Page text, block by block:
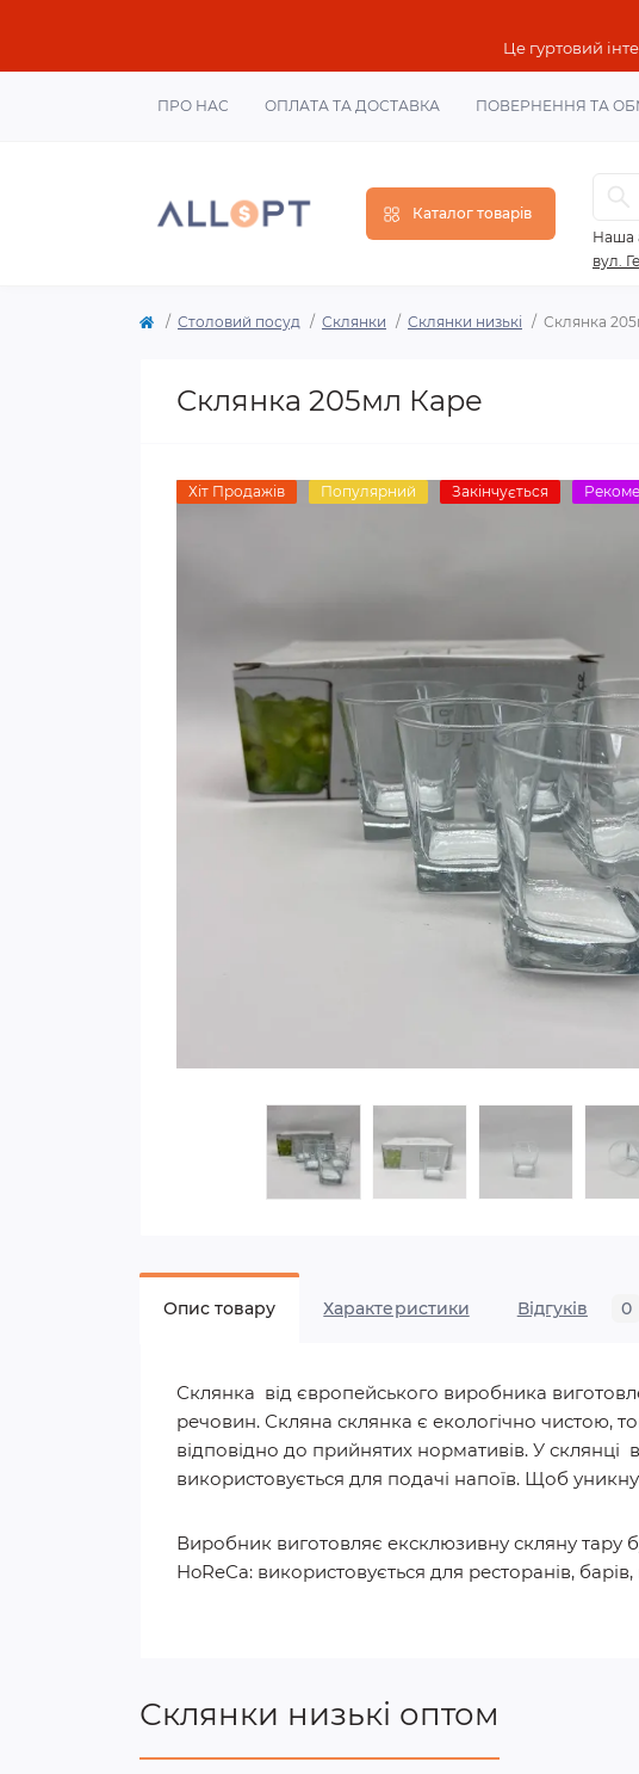
Це гуртовий
ПРО НАС ОПЛАТА ТА ДОСТАВКА ПОВЕРНЕННЯ ТА
Каталог товарів
Наша
вул.
Столовий посуд Склянки Склянки низькі Склянка
Склянка 205мл Каре
Хіт Продажів Популярний Закінчується
Опис товару Характеристики Відгуків 0
Склянка від європейського виробника
речовин. Скляна склянка є екологічно чистою,
відповідно до прийнятих нормативів. У склянці
використовується для подачі напоїв. Щоб
Виробник виготовляє ексклюзивну скляну тару
HoReCa: використовується для ресторанів,
Склянки низькі оптом